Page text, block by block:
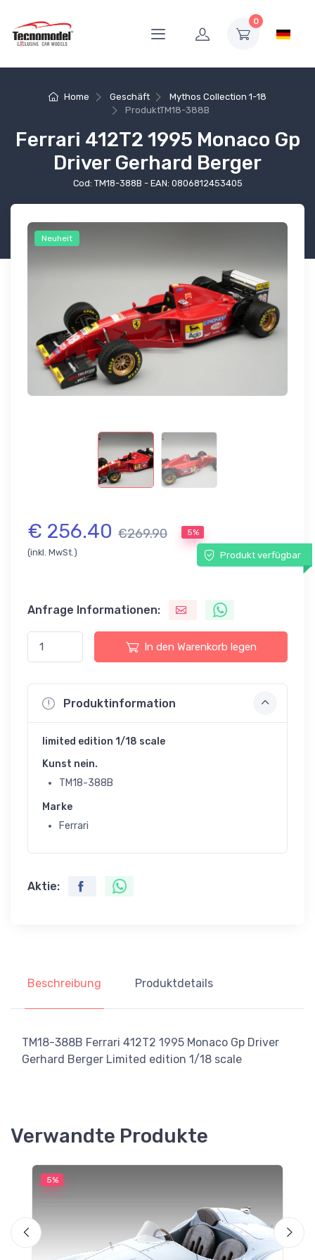
0
Home Geschäft
Mythos Collection 1-18
ProduktTM18-388B
Ferrari 412T2 1995 Monaco Gp
Driver Gerhard Berger
Cod: TM18-388B - EAN: 0806812453405
Neuheit
€ 256.40 €269.90 5%
(inkl. MwSt.) Produkt verfügbar
Anfrage Informationen:
In den Warenkorb legen
Produktinformation
limited edition 1/18 scale
Kunst nein.
TM18-388B
Marke
Ferrari
Aktie:
Beschreibung Produktdetails
TM18-388B Ferrari 412T2 1995 Monaco Gp Driver
Gerhard Berger Limited edition 1/18 scale
Verwandte Produkte
5%